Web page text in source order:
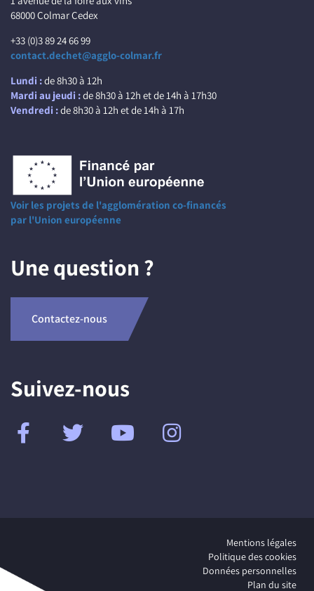
68000 Colmar Cedex
+33 (0)3 89 24 66 99
contact.dechet@agglo-colmar.fr
Lundi :de 8h30 à 12h
Mardi au jeudi :de 8h30 à 12h et de 14h à 17h30
Vendredi :de 8h30 à 12h et de 14h à 17h
Voir les projets de l'agglomération co-financés
par l'Union européenne
Une question ?
Contactez-nous
Suivez-nous
Mentions légales
Politique des cookies
Données personnelles
Plan du site